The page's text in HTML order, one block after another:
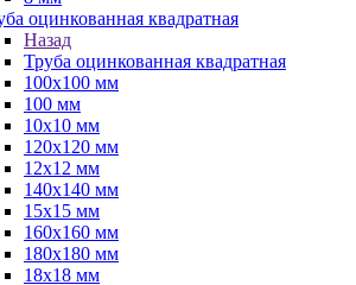
оцинкованная квадратная
Назад
Труба оцинкованная квадратная
100х100 мм
100 мм
10х10 мм
120х120 мм
12х12 мм
140х140 мм
15х15 мм
160х160 мм
180х180 мм
18х18 мм